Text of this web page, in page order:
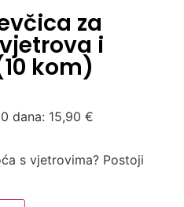
za
i
kom)
dana: 15,90€
s vjetrovima? Postoji